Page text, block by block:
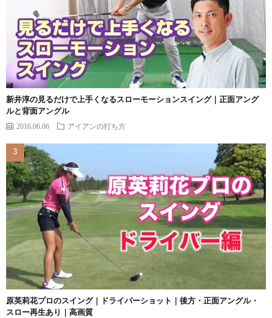
新井淳の見るだけで上手くなるスローモーションスイング｜正面アング
ルと背面アングル
2016.06.06 アイアンの打ち方
原英莉花プロのスイング｜ドライバーショット｜後方・正面アングル・
スロー再生あり｜高画質